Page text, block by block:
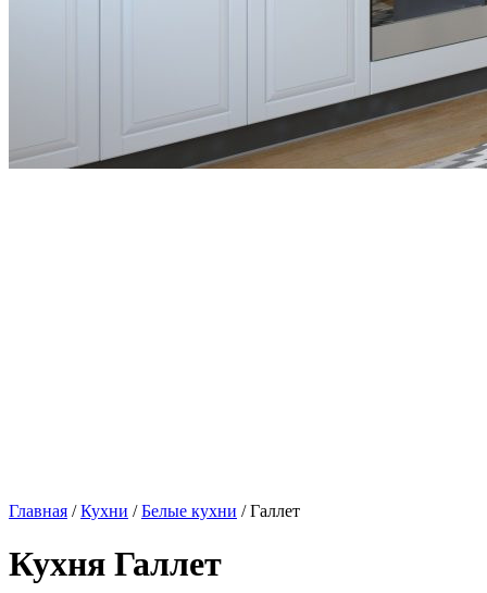
Главная /Кухни /Белые кухни / Галлет
Кухня Галлет